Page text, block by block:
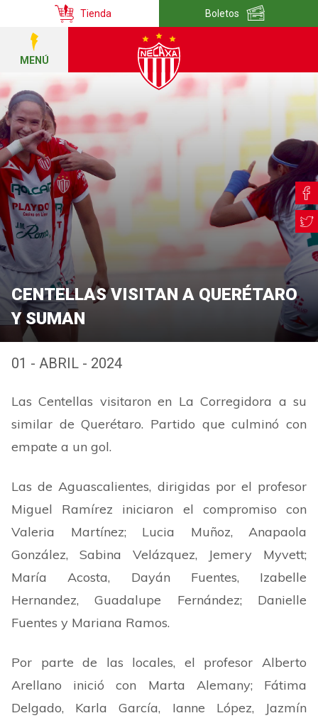
Tienda Boletos
MENÚ
CENTELLAS VISITAN A QUERÉTARO
Y SUMAN
01 - ABRIL - 2024
Las Centellas visitaron en La Corregidora a su
similar de Querétaro. Partido que culminó con
empate a un gol.
Las de Aguascalientes, dirigidas por el profesor
Miguel Ramírez iniciaron el compromiso con
Valeria Martínez; Lucia Muñoz, Anapaola
González, Sabina Velázquez, Jemery Myvett;
María Acosta, Dayán Fuentes, Izabelle
Hernandez, Guadalupe Fernández; Danielle
Fuentes y Mariana Ramos.
Por parte de las locales, el profesor Alberto
Arellano inició con Marta Alemany; Fátima
Delgado, Karla García, Ianne López, Jazmín